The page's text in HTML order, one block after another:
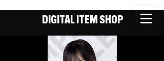
DIGITAL ITEM SHOP